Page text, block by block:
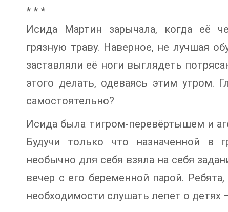
* * *
Исида Мартин зарычала, когда её
грязную траву. Наверное, не лучшая
заставляли её ноги выглядеть
этого делать, одеваясь этим
самостоятельно?
Исида была тигром-перевёртышем и
Будучи только что назначенной в
необычно для себя взяла на себя
вечер с его беременной парой.
необходимости слушать лепет о детях